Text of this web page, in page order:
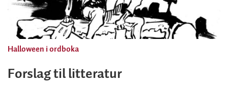
Halloween i ordboka
Forslag til litteratur